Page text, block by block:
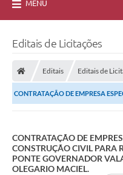
MENU
Editais de Licitações
Editais Editais de
CONTRATAÇÃO DE EMPRESA
CONTRATAÇÃO DE
CONSTRUÇÃO CIVIL PARA
PONTE GOVERNADOR
OLEGARIO MACIEL.